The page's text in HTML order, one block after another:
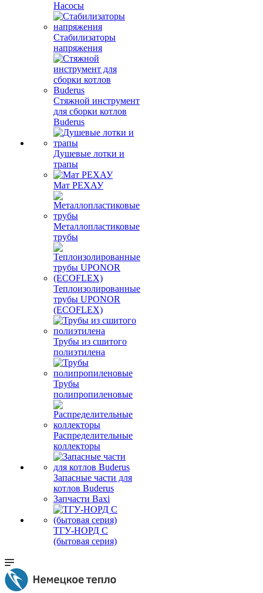
Насосы
Стабилизаторы
напряжения
Стяжной инструмент
для сборки котлов
Buderus
Душевые лотки и
трапы
Мат РЕХАУ
Металлопластиковые
трубы
Теплоизолированные
трубы UPONOR
(ECOFLEX)
Трубы из сшитого
полиэтилена
Трубы
полипропиленовые
Распределительные
коллекторы
Запасные части для
котлов Buderus
Запчасти Baxi
ТГУ-НОРД С
(бытовая серия)